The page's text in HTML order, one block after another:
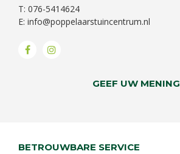
T: 076-5414624
E: info@poppelaarstuincentrum.nl
GEEF UW MENING
BETROUWBARE SERVICE